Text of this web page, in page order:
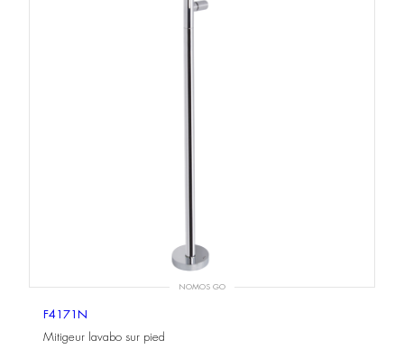
NOMOS GO
F4171N
Mitigeur lavabo sur pied